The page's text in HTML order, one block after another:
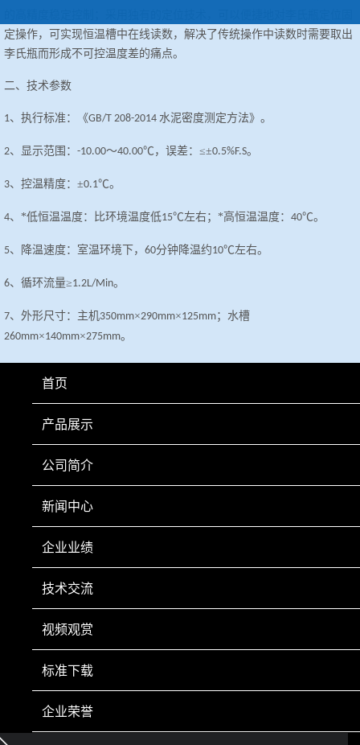
定操作，可实现恒温槽中在线读数，解决了传统操作中读数时需要取出
李氏瓶而形成不可控温度差的痛点。
二、 技术参数
1、执行标准：《GB/T 208-2014 水泥密度测定方法》。
2、显示范围： -10.00～40.00℃，误差：≤±0.5%F.S。
3、控温精度：±0.1℃。
4、*低恒温温度：比环境温度低15℃左右；*高恒温温度： 40℃。
5、降温速度：室温环境下， 60分钟降温约10℃左右。
6、循环流量≥1.2L/Min。
7、外形尺寸：主机350mm×290mm×125mm；水槽
260mm×140mm×275mm。
、整机功率≤400W；制冷功率100W，加热功率270W。
、工作环境：实验室标准环境，温度≤
上一页
首页
产品展示
公司简介
新闻中心
企业业绩
技术交流
视频观赏
标准下载
企业荣誉
20001023号-1 营业执照
电话：0412-8252920 0412-8252930 传真：0412-8246602 手机：13050084
493 售后服务部：0412-8285080 新疆市场部 手机：18641242835 电话：0991-